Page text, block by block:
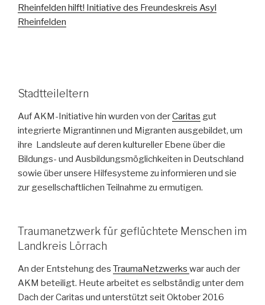
Rheinfelden hilft! Initiative des Freundeskreis Asyl
Rheinfelden
Stadtteileltern
Auf AKM-Initiative hin wurden von derCaritas gut
integrierte Migrantinnen und Migranten ausgebildet, um
ihre Landsleute auf deren kultureller Ebene über die
Bildungs- und Ausbildungsmöglichkeiten in Deutschland
sowie über unsere Hilfesysteme zu informieren und sie
zur gesellschaftlichen Teilnahme zu ermutigen.
Traumanetzwerk für geflüchtete Menschen im
Landkreis Lörrach
An der Entstehung des TraumaNetzwerks war auch der
AKM beteiligt. Heute arbeitet es selbständig unter dem
Dach der Caritas und unterstützt seit Oktober 2016